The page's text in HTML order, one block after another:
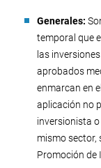
Generales:
temporal que
las
aprobados
enmarcan en
aplicación no
inversionista
mismo sector,
Promoción de